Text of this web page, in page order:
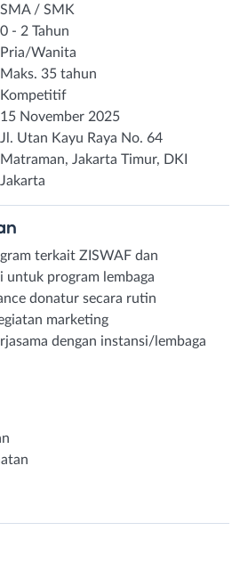
SMA / SMK
0 - 2 Tahun
Pria/Wanita
Maks. 35 tahun
Kompetitif
15 November 2025
Jl. Utan Kayu Raya No. 64
Matraman, Jakarta Timur, DKI
Jakarta
terkait ZISWAF dan
untuk program lembaga
donatur secara rutin
marketing
dengan instansi/lembaga